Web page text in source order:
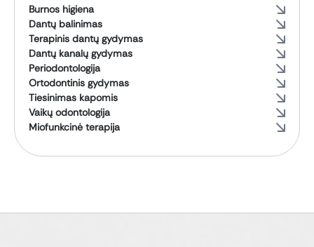
Burnos higiena
Dantų balinimas
Terapinis dantų gydymas
Dantų kanalų gydymas
Periodontologija
Ortodontinis gydymas
Tiesinimas kapomis
Vaikų odontologija
Miofunkcinė terapija